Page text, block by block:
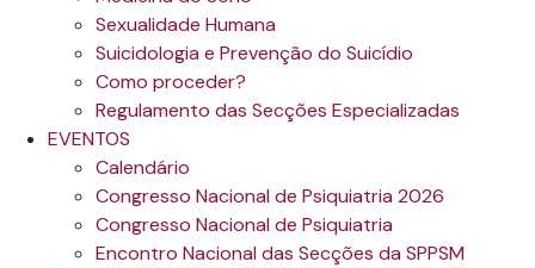
Sexualidade Humana
Suicidologia e Prevenção do Suicídio
Como proceder?
Regulamento das Secções Especializadas
EVENTOS
Calendário
Congresso Nacional de Psiquiatria 2026
Congresso Nacional de Psiquiatria
Encontro Nacional das Secções da SPPSM